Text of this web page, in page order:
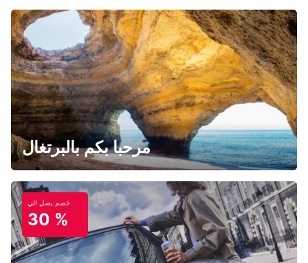
مرحبا بكم بالبرتغال
خصم يصل الي
30 %